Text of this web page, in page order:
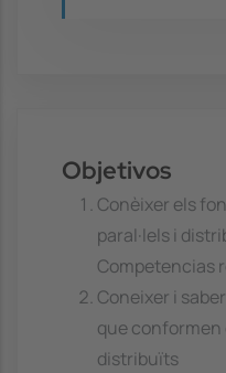
Objetivos
Conèixer els
paral·lels i
Competencias
Coneixer i
que conformen
distribuïts